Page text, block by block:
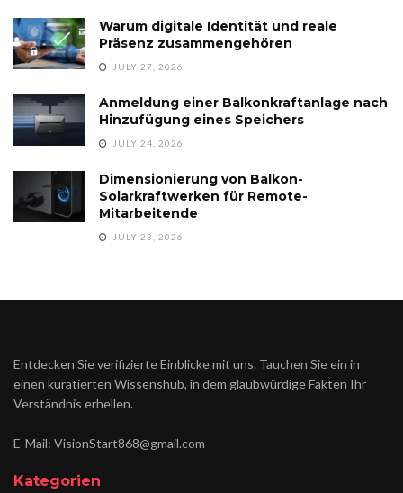
Warum digitale Identität und reale
Präsenz zusammengehören
JULY 27, 2026
Anmeldung einer Balkonkraftanlage nach
Hinzufügung eines Speichers
JULY 24, 2026
Dimensionierung von Balkon-
Solarkraftwerken für Remote-
Mitarbeitende
JULY 23, 2026
Entdecken Sie verifizierte Einblicke mit uns. Tauchen Sie ein in
einen kuratierten Wissenshub, in dem glaubwürdige Fakten Ihr
Verständnis erhellen.
E-Mail: VisionStart868@gmail.com
Kategorien